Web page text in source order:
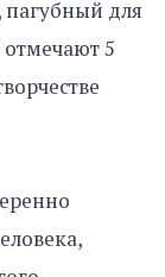
пагубный для
5